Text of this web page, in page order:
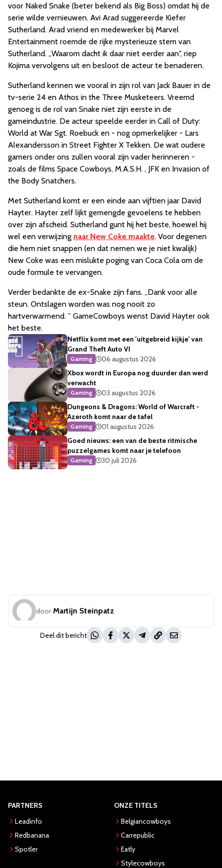
voor Naked Snake (beter bekend als Big Boss) omdat hij de
serie wilde vernieuwen. Avi Arad suggereerde Kiefer
Sutherland. Arad vriend en medewerker bij Marvel
Entertainment roemde de rijke mysterieuze stem van
Sutherland. ,,Waarom dacht ik daar niet eerder aan", riep
Kojima vervolgens uit en besloot de acteur te benaderen.
Sutherland kennen we vooral in zijn rol van Jack Bauer in de
tv-serie 24 en Athos in the Three Musketeers. Vreemd
genoeg is de rol van Snake niet zijn eerste in de
gameindustrie. De acteur speelde eerder in Call of Duty:
World at War Sgt. Roebuck en - nog opmerkelijker - Lars
Alexandersson in Street Fighter X Tekken. De wat oudere
gamers onder ons zullen vooral zijn vader herinneren -
zoals de films Space Cowboys, M.A.S.H. , JFK en Invasion of
the Body Snatchers.
Met Sutherland komt er een einde aan vijftien jaar David
Hayter. Hayter zelf lijkt gemengde gevoelens te hebben
over zijn afscheid. Sutherland gunt hij het beste, hoewel hij
wel een verwijzing naar New Coke maakte. Voor degenen
die hem niet snappen (en dat nemen we je niet kwalijk)
New Coke was een mislukte poging van Coca Cola om de
oude formule te vervangen.
Verder bedankte de ex-Snake zijn fans. ,,Dank voor alle
steun. Ontslagen worden was nog nooit zo
hartverwarmend. ” GameCowboys wenst David Hayter ook
het beste.
Netflix komt met een 'uitgebreid kijkje' van
Grand Theft Auto VI
Gaming
06 augustus 2026
Xbox wordt in Europa nog duurder dan werd
verwacht
Gaming
03 augustus 2026
Dungeons & Dragons: World of Warcraft -
Azeroth komt naar de tafel
Gaming
01 augustus 2026
Goed nieuws: een van de beste ritmische
puzzelgames komt naar je telefoon
Gaming 30 juli 2026
door Martijn Steinpatz
Deel dit bericht
PARTNERS
Leadinfo
Redbanana
Spotler
ONZE TITELS
Belgiancowboys
Carrepublic
Eatly
Stylecowboys